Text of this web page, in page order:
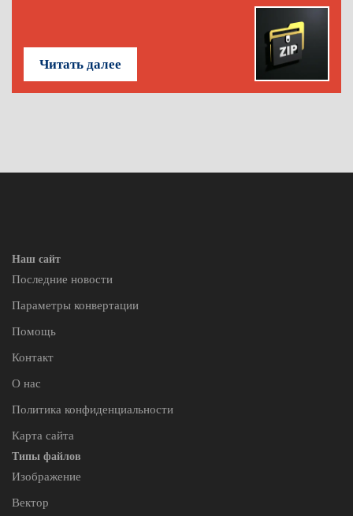
Читать далее
Наш сайт
Последние новости
Параметры конвертации
Помощь
Контакт
О нас
Политика конфиденциальности
Карта сайта
Типы файлов
Изображение
Вектор